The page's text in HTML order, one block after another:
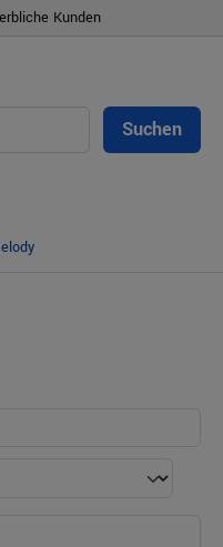
Kunden
Suchen